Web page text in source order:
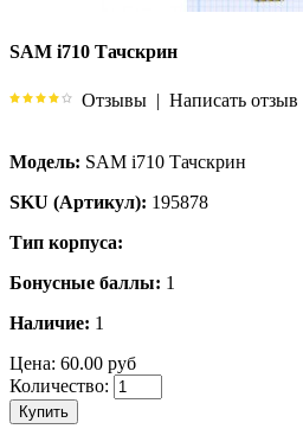
SAM i710 Тачскрин
Отзывы | Написать отзыв
Модель: SAM i710 Тачскрин
SKU (Артикул): 195878
Тип корпуса:
Бонусные баллы: 1
Наличие: 1
Цена: 60.00 руб
Количество:
Купить